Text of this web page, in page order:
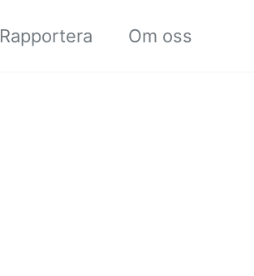
Rapportera Om oss